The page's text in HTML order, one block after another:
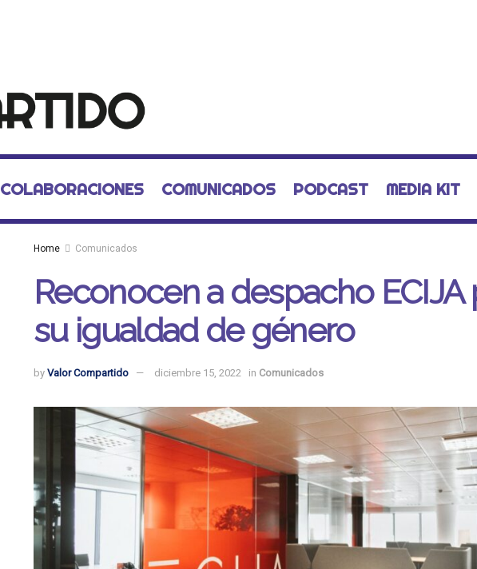
COLABORACIONES COMUNICADOS PODCAST MEDIA KIT
Home Comunicados
Reconocen a despacho ECIJA
su igualdad de género
by Valor Compartido diciembre 15, 2022 in Comunicados